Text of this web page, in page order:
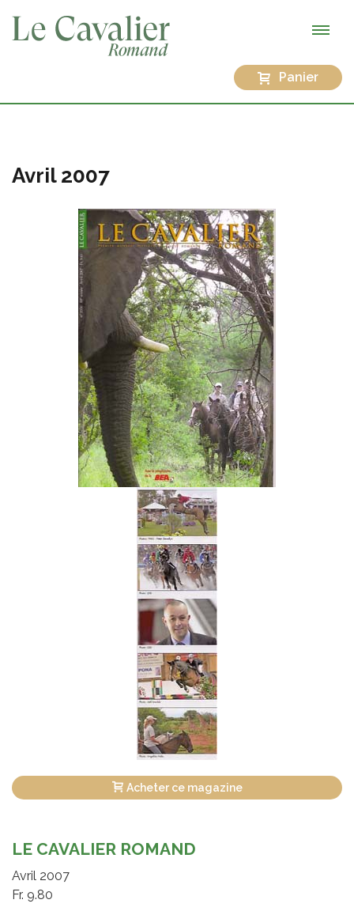
Panier
Avril 2007
Acheter ce magazine
LE CAVALIER ROMAND
Avril 2007
Fr. 9.80